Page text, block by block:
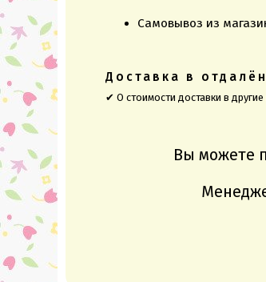
Самовывоз из
Доставка в
✔ О стоимости доставки в
Вы можете